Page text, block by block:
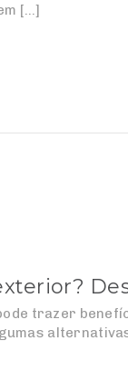
[…]
trazer